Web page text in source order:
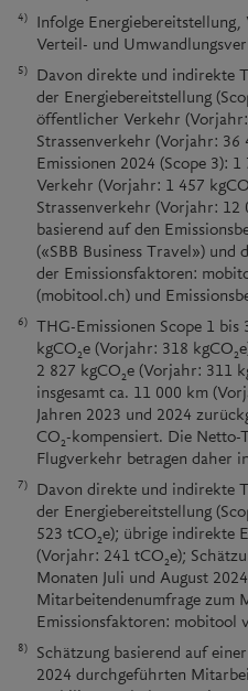
4)
Infolge
Verteil- und
5)
Davon direkte und indirekte
der Energiebereitstellung
öffentlicher Verkehr
Strassenverkehr (Vorjahr: 36
Emissionen 2024 (Scope 3): 1
Verkehr (Vorjahr: 1 457 kgCO
Strassenverkehr (Vorjahr: 12
basierend auf den
(«SBB Business Travel») und
der Emissionsfaktoren:
(mobitool.ch) und
6)
THG-Emissionen Scope 1
kgCO2e (Vorjahr: 318 kgCO2
2 827 kgCO2e (Vorjahr: 311
insgesamt ca. 11 000 km
Jahren 2023 und 2024
CO2-kompensiert. Die Netto-
Flugverkehr betragen daher
7)
Davon direkte und indirekte
der Energiebereitstellung
523 tCO2e); übrige indirekte
(Vorjahr: 241 tCO2e);
Monaten Juli und August
Mitarbeitendenumfrage zum
Emissionsfaktoren: mobitool
8)
Schätzung basierend auf
2024 durchgeführten